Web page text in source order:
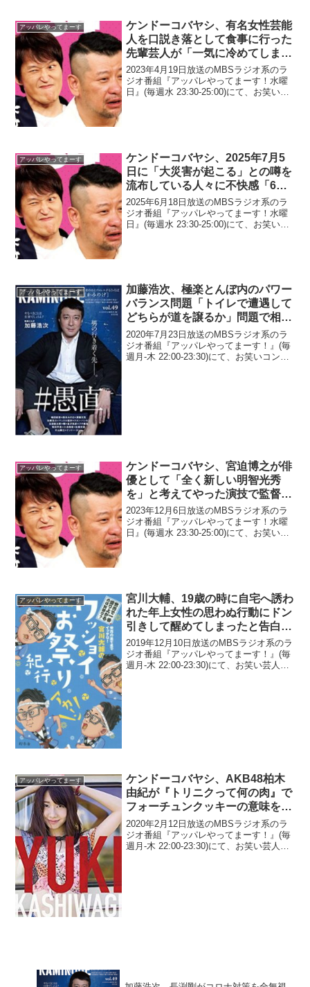
アッパレやってまーす
ケンドーコバヤシ、有名女性芸能
人を口説き落として食事に行った
先輩芸人が「一気に冷めてしまっ
た女性の行動」について語る
2023年4月19日放送のMBSラジオ系のラ
ジオ番組『アッパレやってまーす！水曜
日』(毎週水 23:30-25:00)にて、お笑い芸
アッパレやってまーす
ケンドーコバヤシ、2025年7月5
日に「大災害が起こる」との噂を
流布している人々に不快感「6日
の時点で全員、吊し上げて欲し
い」
2025年6月18日放送のMBSラジオ系のラ
ジオ番組『アッパレやってまーす！水曜
日』(毎週水 23:30-25:00)にて、お笑い芸
アッパレやってまーす
加藤浩次、極楽とんぼ内のパワー
バランス問題「トイレで遭遇して
どちらが道を譲るか」問題で相
方・山本圭壱と論争に
2020年7月23日放送のMBSラジオ系のラ
ジオ番組『アッパレやってまーす！』(毎
週月-木 22:00-23:30)にて、お笑いコン
アッパレやってまーす
ケンドーコバヤシ、宮迫博之が俳
優として「全く新しい明智光秀
を」と考えてやった演技で監督に
「5分ぐらい怒られたらしい」と
明かす
2023年12月6日放送のMBSラジオ系のラ
ジオ番組『アッパレやってまーす！水曜
日』(毎週水 23:30-25:00)にて、お笑い芸
アッパレやってまーす
宮川大輔、19歳の時に自宅へ誘わ
れた年上女性の思わぬ行動にドン
引きして醒めてしまったと告白
「まぁまぁでっかいカエルを…」
2019年12月10日放送のMBSラジオ系のラ
ジオ番組『アッパレやってまーす！』(毎
週月-木 22:00-23:30)にて、お笑い芸人・
アッパレやってまーす
ケンドーコバヤシ、AKB48柏木
由紀が『トリニクって何の肉』で
フォーチュンクッキーの意味を答
えられなかったことに衝撃「イジ
っていいのかな？」
2020年2月12日放送のMBSラジオ系のラ
ジオ番組『アッパレやってまーす！』(毎
週月-木 22:00-23:30)にて、お笑い芸人・